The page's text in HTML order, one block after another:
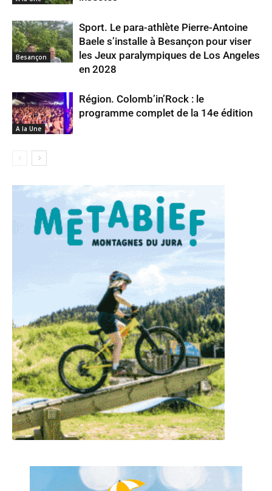
Besançon
Sport. Le para-athlète Pierre-Antoine
Baele s’installe à Besançon pour viser
les Jeux paralympiques de Los Angeles
en 2028
A la Une
Région. Colomb’in’Rock : le
programme complet de la 14e édition